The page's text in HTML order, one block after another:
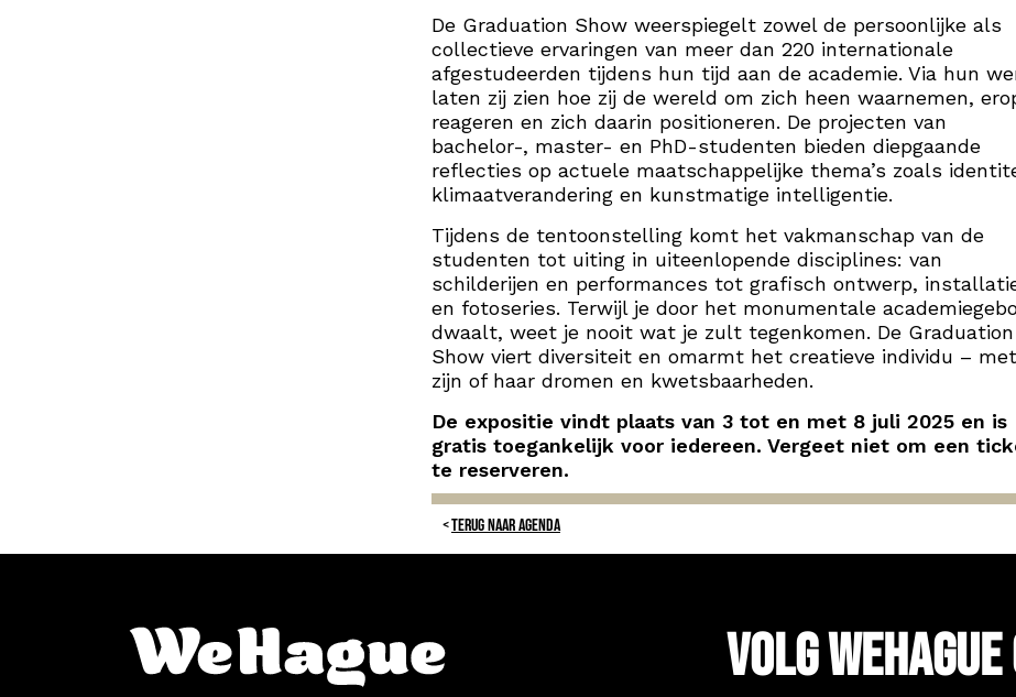
De Graduation Show weerspiegelt zowel de persoonlijke als
collectieve ervaringen van meer dan 220 internationale
afgestudeerden tijdens hun tijd aan de academie. Via hun
laten zij zien hoe zij de wereld om zich heen waarnemen,
reageren en zich daarin positioneren. De projecten van
bachelor-, master- en PhD-studenten bieden diepgaande
reflecties op actuele maatschappelijke thema’s zoals
klimaatverandering en kunstmatige intelligentie.
Tijdens de tentoonstelling komt het vakmanschap van de
studenten tot uiting in uiteenlopende disciplines: van
schilderijen en performances tot grafisch ontwerp,
en fotoseries. Terwijl je door het monumentale
dwaalt, weet je nooit wat je zult tegenkomen. De Graduation
Show viert diversiteit en omarmt het creatieve individu –
zijn of haar dromen en kwetsbaarheden.
De expositie vindt plaats van 3 tot en met 8 juli 2025 en is
gratis toegankelijk voor iedereen. Vergeet niet om een
te reserveren.
TERUG NAAR AGENDA
Volg